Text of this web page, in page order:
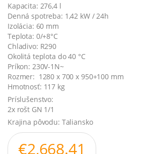
Kapacita: 276,4 l
Denná spotreba: 1,42 kW / 24h
Izolácia: 60 mm
Teplota: 0/+8°C
Chladivo: R290
Okolitá teplota do 40 °C
Príkon: 230V-1N~
Rozmer: 1280 x 700 x 950+100 mm
Hmotnosť: 117 kg
Príslušenstvo:
2x rošt GN 1/1
Krajina pôvodu: Taliansko
€2,668.41